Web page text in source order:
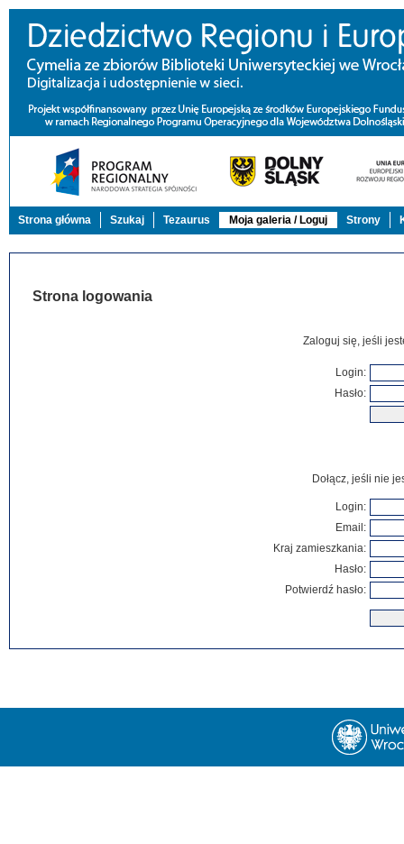
Strona główna Szukaj Tezaurus Moja galeria / Loguj Strony
Strona logowania
Zaloguj się, jeśli
Login:
Hasło:
Dołącz, jeśli nie
Login:
Email:
Kraj zamieszkania:
Hasło:
Potwierdź hasło: